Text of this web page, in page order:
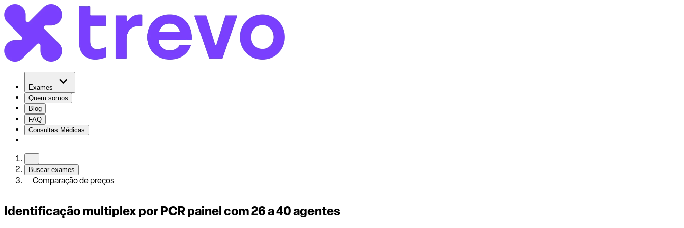
Exames
Quem somos
Blog
FAQ
Consultas Médicas
Buscar exames
Comparação de preços
Identificação multiplex por PCR painel com 26 a 40 agentes